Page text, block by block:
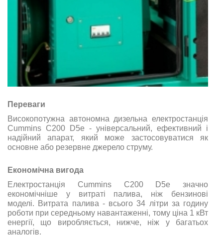
Переваги
Високопотужна автономна дизельна електростанція
Cummins C200 D5e - універсальний, ефективний і
надійний апарат, який може застосовуватися як
основне або резервне джерело струму.
Економічна вигода
Електростанція Cummins C200 D5e значно
економічніше у витраті палива, ніж бензинові
моделі. Витрата палива - всього 34 літри за годину
роботи при середньому навантаженні, тому ціна 1 кВт
енергії, що виробляється, нижче, ніж у багатьох
аналогів.